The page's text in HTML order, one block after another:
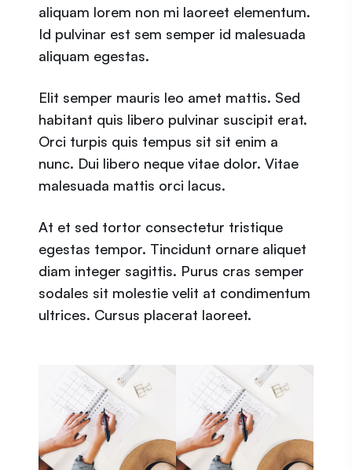
aliquam lorem non mi laoreet elementum.
Id pulvinar est sem semper id malesuada
aliquam egestas.
Elit semper mauris leo amet mattis. Sed
habitant quis libero pulvinar suscipit erat.
Orci turpis quis tempus sit sit enim a
nunc. Dui libero neque vitae dolor. Vitae
malesuada mattis orci lacus.
At et sed tortor consectetur tristique
egestas tempor. Tincidunt ornare aliquet
diam integer sagittis. Purus cras semper
sodales sit molestie velit at condimentum
ultrices. Cursus placerat laoreet.